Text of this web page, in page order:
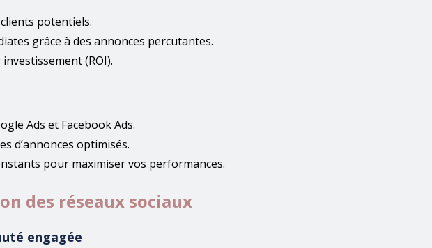
potentiels.
grâce à des annonces percutantes.
(ROI).
Ads et Facebook Ads.
d’annonces optimisés.
pour maximiser vos performances.
des réseaux sociaux
engagée